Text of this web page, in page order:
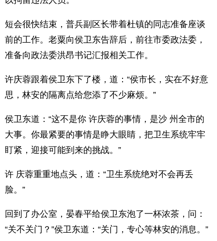
短会很快结束，普兵副区长带着杜镇的同志准备座谈
前的工作。老粟向侯卫东告辞后，前往市委政法委，
准备向政法委洪昂书记汇报相关工作。
许庆蓉跟着侯卫东下了楼，道：“侯市长，实在不好意
思，林安的隔离点给您添了不少麻烦。”
侯卫东道：“这不是你 许庆蓉的事情，是沙 州全市的
大事。你最紧要的事情是睁大眼睛，把卫生系统牢牢
盯紧，迎接可能到来的挑战。”
许 庆蓉重重地点头，道：“卫生系统绝对不会再丢
脸。”
回到了办公室，晏春平给侯卫东泡了一杯浓茶，问：
“关不关门？”侯卫东道：“关门，专心等林安的消息。”